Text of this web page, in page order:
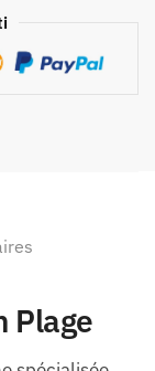
Plage